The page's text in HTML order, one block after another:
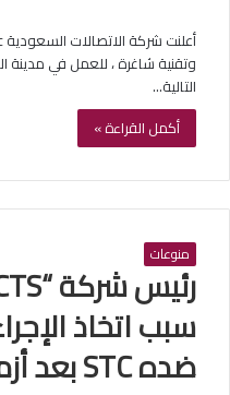
وتقنية شاغرة ، للعمل في
التالية…
أكمل القراءة »
منوعات
سبب اتخاذ
ضده STC بعد أزمة الشعار